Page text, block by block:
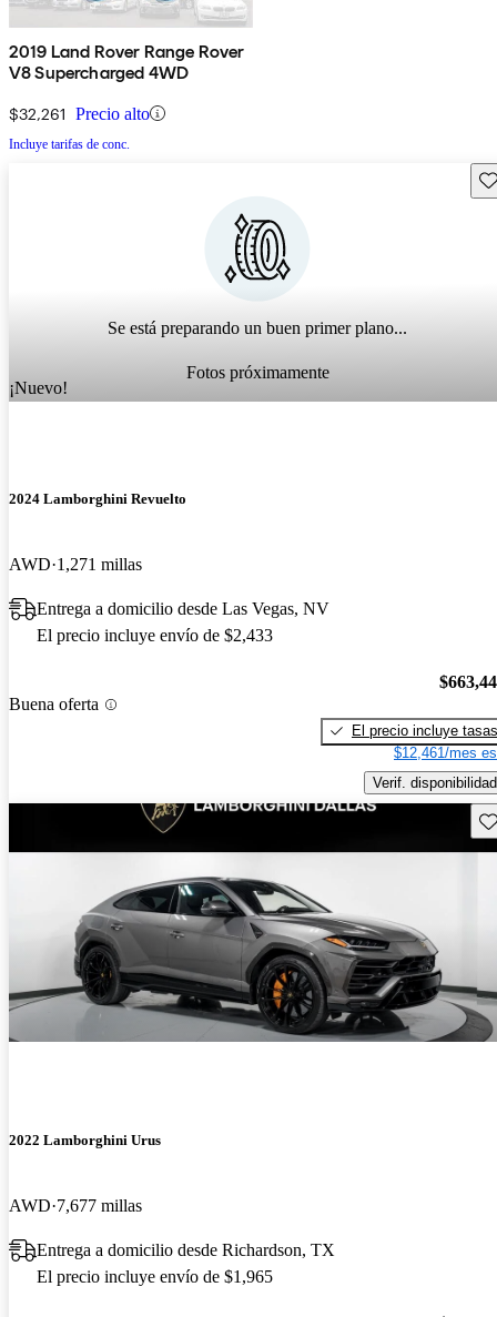
2019 Land Rover Range Rover
V8 Supercharged 4WD
$32,261 Precio alto
Incluye tarifas de conc.
Se está preparando un buen primer plano...
Fotos próximamente
¡Nuevo!
2024 Lamborghini Revuelto
AWD 1,271 millas
Entrega a domicilio desde Las Vegas, NV
El precio incluye envío de $2,433
Buena oferta
El precio incluye tasas
$12,461/mes
Verif. disponibilidad
2022 Lamborghini Urus
AWD 7,677 millas
Entrega a domicilio desde Richardson, TX
El precio incluye envío de $1,965